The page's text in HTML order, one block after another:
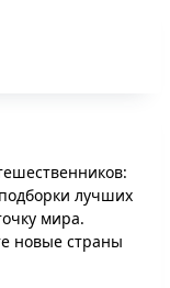
лучших
мира.
новые страны